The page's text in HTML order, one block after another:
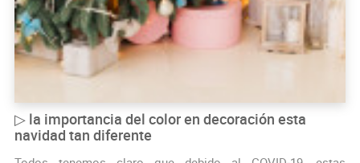
▷ la importancia del color en decoración esta
navidad tan diferente